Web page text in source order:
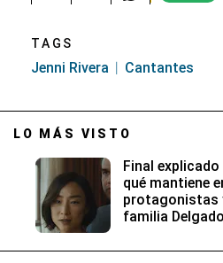
TAGS
Jenni Rivera Cantantes
LO MÁS VISTO
Final explicado
qué mantiene
protagonistas
familia Delgado